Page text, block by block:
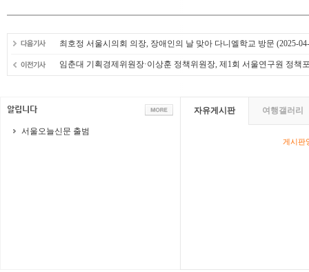
최호정 서울시의회 의장, 장애인의 날 맞아 다니엘학교 방문 (2025-
임춘대 기획경제위원장·이상훈 정책위원장, 제1회 서울연구원 정책
서울오늘신문 출범
자유게시판 여행갤러리
게시판